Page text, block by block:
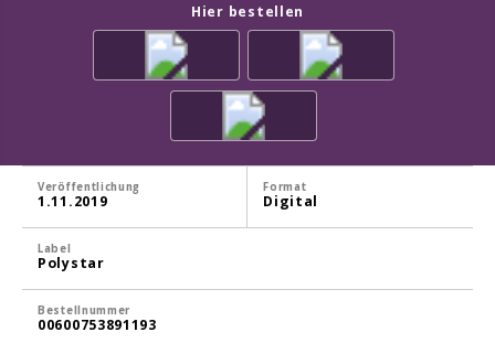
Hier bestellen
Veröffentlichung
1.11.2019
Format
Digital
Label
Polystar
Bestellnummer
00600753891193